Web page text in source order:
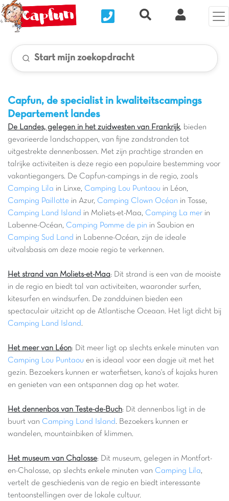
Nous contacterRecherche rapide
Mijn Clix
Start mijn zoekopdracht
Capfun, de specialist in kwaliteitscampings
Departement landes
De Landes, gelegen in het zuidwesten van Frankrijk, bieden
gevarieerde landschappen, van fijne zandstranden tot
uitgestrekte dennenbossen. Met zijn prachtige stranden en
talrijke activiteiten is deze regio een populaire bestemming voor
vakantiegangers. De Capfun-campings in de regio, zoals
Camping Lila in Linxe, Camping Lou Puntaou in Léon,
Camping Paillotte in Azur, Camping Clown Océan in Tosse,
Camping Land Island in Moliets-et-Maa, Camping La mer in
Labenne-Océan, Camping Pomme de pin in Saubion en
Camping Sud Land in Labenne-Océan, zijn de ideale
uitvalsbasis om deze mooie regio te verkennen.
Het strand van Moliets-et-Maa: Dit strand is een van de mooiste
in de regio en biedt tal van activiteiten, waaronder surfen,
kitesurfen en windsurfen. De zandduinen bieden een
spectaculair uitzicht op de Atlantische Oceaan. Het ligt dicht bij
Camping Land Island .
Het meer van Léon: Dit meer ligt op slechts enkele minuten van
Camping Lou Puntaou en is ideaal voor een dagje uit met het
gezin. Bezoekers kunnen er waterfietsen, kano's of kajaks huren
en genieten van een ontspannen dag op het water.
Het dennenbos van Teste-de-Buch: Dit dennenbos ligt in de
buurt van Camping Land Island . Bezoekers kunnen er
wandelen, mountainbiken of klimmen.
Het museum van Chalosse: Dit museum, gelegen in Montfort-
en-Chalosse, op slechts enkele minuten van Camping Lila,
vertelt de geschiedenis van de regio en biedt interessante
tentoonstellingen over de lokale cultuur.